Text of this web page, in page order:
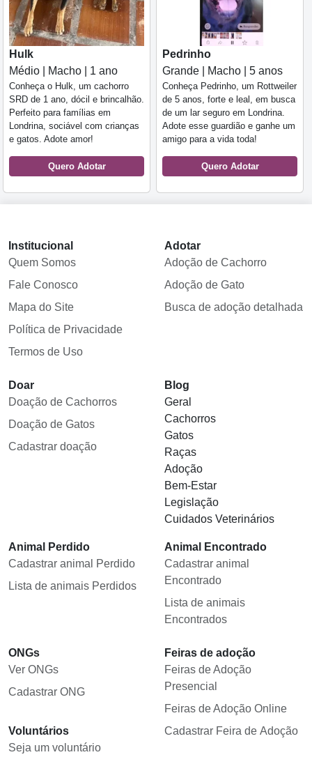
Hulk
Médio | Macho | 1 ano
Conheça o Hulk, um cachorro
SRD de 1 ano, dócil e brincalhão.
Perfeito para famílias em
Londrina, sociável com crianças
e gatos. Adote amor!
Quero Adotar
Pedrinho
Grande | Macho | 5 anos
Conheça Pedrinho, um Rottweiler
de 5 anos, forte e leal, em busca
de um lar seguro em Londrina.
Adote esse guardião e ganhe um
amigo para a vida toda!
Quero Adotar
Institucional
Quem Somos
Fale Conosco
Mapa do Site
Política de Privacidade
Termos de Uso
Adotar
Adoção de Cachorro
Adoção de Gato
Busca de adoção detalhada
Doar
Doação de Cachorros
Doação de Gatos
Cadastrar doação
Blog
Geral
Cachorros
Gatos
Raças
Adoção
Bem-Estar
Legislação
Cuidados Veterinários
Animal Perdido
Cadastrar animal Perdido
Lista de animais Perdidos
Animal Encontrado
Cadastrar animal
Encontrado
Lista de animais
Encontrados
ONGs
Ver ONGs
Cadastrar ONG
Voluntários
Seja um voluntário
Feiras de adoção
Feiras de Adoção
Presencial
Feiras de Adoção Online
Cadastrar Feira de Adoção